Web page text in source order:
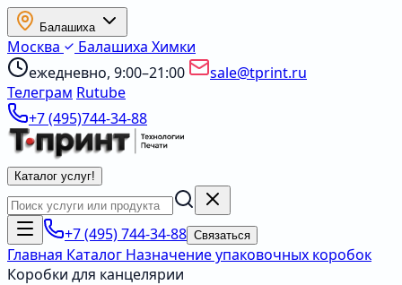
Балашиха
Москва Балашиха Химки
ежедневно, 9:00–21:00
sale@tprint.ru
Телеграм Rutube
+7 (495)744-34-88
Каталог услуг!
+7 (495) 744-34-88 Связаться
Главная Каталог Назначение упаковочных коробок
Коробки для канцелярии